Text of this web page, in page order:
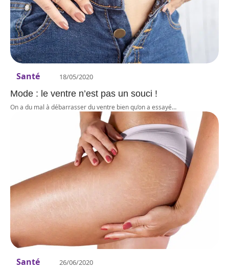
Santé 18/05/2020
Mode : le ventre n’est pas un souci !
On a du mal à débarrasser du ventre bien qu’on a essayé…
Santé 26/06/2020